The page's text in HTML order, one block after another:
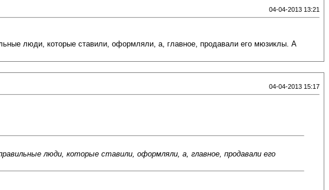
04-04-2013 13:21
люди, которые ставили, оформляли, а, главное, продавали его мюзиклы. А
04-04-2013 15:17
люди, которые ставили, оформляли, а, главное, продавали его